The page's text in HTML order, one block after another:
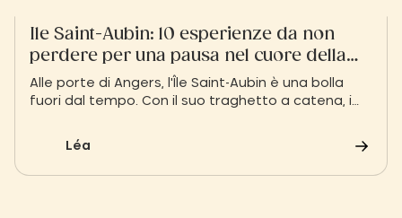
Ile Saint-Aubin: 10 esperienze da non
perdere per una pausa nel cuore della
natura
Alle porte di Angers, l'Île Saint-Aubin è una bolla
fuori dal tempo. Con il suo traghetto a catena, i
una parentesi naturale unica.
Léa